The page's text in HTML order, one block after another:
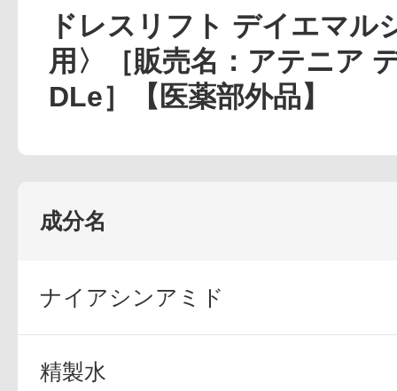
定期お届けサ
ドレススノー
ドレスリフト デイエマル
用〉［販売名：アテニア
DLe］【医薬部外品】
成分名
ナイアシンアミド
精製水